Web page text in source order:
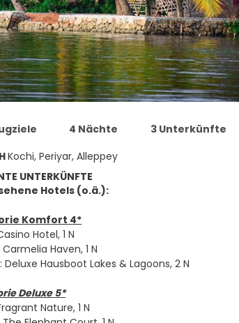
4 Nächte
3 Unterkünfte
Kochi, Periyar, Alleppey
UNTERKÜNFTE
Hotels (o.ä.):
Komfort 4*
Hotel, 1 N
Haven, 1 N
Deluxe Hausboot Lakes & Lagoons, 2 N
Deluxe 5*
Nature, 1 N